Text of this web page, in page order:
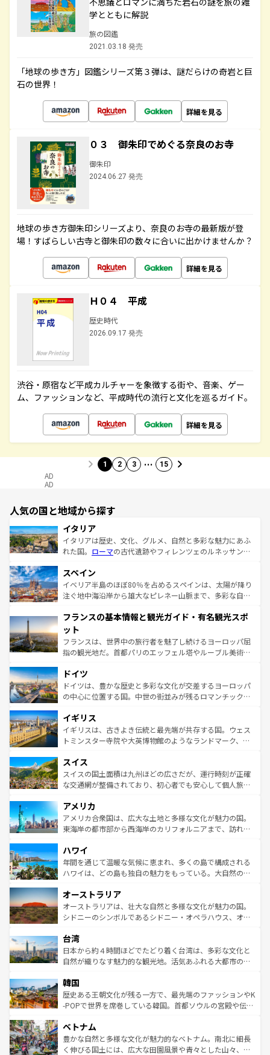
学とともに解説
旅の図鑑
2021.03.18 発売
「地球の歩き方」図鑑シリーズ第３弾は、謎だらけの奇岩と巨
石の世界！
詳細を見る
０３ 御朱印でめぐる奈良のお寺
御朱印
2024.06.27 発売
地球の歩き方御朱印シリーズより、奈良のお寺の最新版が登
場！すばらしい古寺と御朱印の数々に合いに出かけませんか？
詳細を見る
Ｈ０４ 平成
歴史時代
2026.09.17 発売
渋谷・原宿など平成カルチャーを象徴する街や、音楽、ゲー
ム、ファッションなど、平成時代の流行と文化を巡るガイド。
詳細を見る
1 2 3 … 15
AD
AD
人気の国と地域から探す
イタリア
イタリアは歴史、文化、グルメ、自然と多彩な魅力にあふ
れた国。 ローマの古代遺跡やフィレンツェのルネッサンス
ろん、トスカーナの美しい田園風景やアマルフィ海岸の絶
景など、自然景観も見逃せない。観光の合間には、本場の
ピザやパスタなど、絶品のイタリア料理を堪能することも
ませてくれるイタリアで、忘れられない旅をしてみよう！
なお、新着のイタリア情報は
しい。
スペイン
イベリア半島のほぼ80％を占めるスペインは、太陽が降り
注ぐ地中海沿岸から雄大なピレネー山脈まで、多彩な自然
文化が根付くこの国では、情熱的なフラメンコ、熱気あふ
れる闘牛、そして美味しいタパスが生活の一部となってい
る。首都マドリードの洗練された雰囲気や、バルセロナの
アートに溢れた街角から、地方では古代ローマ遺跡や中世
せる。地方によって風土や気候が異なるスペインはその個
性で訪れる人を魅了する。 なお、新着のスペイン情報は コ
ンテンツ一覧を参照してほしい。
フランスの基本情報と観光ガイド・有名観光スポ
ット
フランスは、世界中の旅行者を魅了し続けるヨーロッパ屈
指の観光地だ。首都パリのエッフェル塔やルーブル美術館
で、幅広い魅力が詰まっている。華麗な宮殿、歴史的な大
聖堂、美しいビーチ、そして豊かな自然が、訪れる者を心
から魅了する。また、フランスは美食の国としても知ら
いる。シャンパンの発祥地であるランス、プロヴァンスの
香り高いラベンダー畑など、多彩な楽しみ方が可能だ。さ
らに、パリ以外の地域にも魅力が溢れており、どの街角に
れる地方に足を運ぶとそれぞれで全く異なる文化を体験で
きるだろう。 なお、新着のフランス情報はコンテンツ一覧
を参照してほしい。
ドイツ
ドイツは、豊かな歴史と多彩な文化が交差するヨーロッパ
の中心に位置する国。中世の街並みが残るロマンチック街
顔を持つこの国は、どこを歩いても飽きることがない。ベ
ルリンの文化的活気、バイエルン州のアルプスの絶景、そ
してライン川沿いのワイン畑といった風景は必見。ビール
は、お酒好きな人にはぜひ体験してほしい。 なお、新着の
ドイツ情報はコンテンツ一覧を参照してほしい。
イギリス
イギリスは、古きよき伝統と最先端が共存する国。ウェス
トミンスター寺院や大英博物館のようなランドマーク、歴
リアごとに異なる魅力がある。また、優雅なアフタヌーン
ティー、ビール好きにはたまらない英国パブ、サッカー観
戦など、本場だからこそできる体験も豊富。イギリスを旅
ンツ一覧を参照してほしい。
スイス
スイスの国土面積は九州ほどの広さだが、運行時刻が正確
な交通網が整備されており、初心者でも安心して個人旅行
の建物がそのまま残る町や、スイスならではのユニークな
博物館もあり、アルプス観光だけでなく町歩きも満喫する
ことができる。国民の所得が高いため物価も高いが、旅行
ば市内交通費無料で観光を楽しむこともできる。 なお、新
着のスイス情報はコンテンツ一覧 を参照してほしい。
アメリカ
アメリカ合衆国は、広大な土地と多様な文化が魅力の国。
東海岸の都市部から西海岸のカリフォルニアまで、訪れる
のような巨大都市は、観光、ショッピング、エンターテイ
ンメントが詰まった刺激的なスポットだ。一方、アメリカ
西部には大自然が広がり、グランドキャニオンやイエロー
部のニューオーリンズでは、音楽と美食が融合した独特の
文化が魅力。旅行者はアメリカの各地域で異なる魅力を楽
しみながら、その多様性と豊かな歴史を感じることができ
ならではの贅沢な旅のスタイルだ。 なお、新着のアメリカ
情報はコンテンツ一覧を参照してほしい。
ハワイ
年間を通じて温暖な気候に恵まれ、多くの島で構成される
ハワイは、どの島も独自の魅力をもっている。大自然の神
ワイ島は見逃せない。また、定番の観光地といえばオアフ
島だが、静かな自然を求めるならマウイ島やカウアイ島が
おすすめ。エメラルドグリーンに輝く海をはじめ、豊かな
れるおもてなしの心で訪れる人々を迎えてくれるハワイの
人々、おいしいローカルフードやハワイアンミュージッ
ク、伝統的なフラダンスなど、すべてがハワイの魅力を彩
ワイを、存分に味わってほしい。 なお、新着のハワイ情報
はコンテンツ一覧を参照してほしい。
オーストラリア
オーストラリアは、壮大な自然と多様な文化が魅力の国。
シドニーのシンボルであるシドニー・オペラハウス、オー
リアリーフや大陸中央部にそびえるウルル（エアーズロッ
ク）、タスマニアの美しい原生林やケアンズの熱帯雨林な
ど、見どころがたくさん。また、カフェやワイン、オージ
いる。アクティビティも充実しており、サーフィンやダイ
ビング、ハイキングなど、アウトドア好きにはたまらな
い。オーストラリアの多彩な魅力を存分に味わいつくそ
参照してほしい。
台湾
日本から約４時間ほどでたどり着く台湾は、多彩な文化と
自然が織りなす魅力的な観光地。活気あふれる大都市の台
ン）、静ひつな山岳地帯である台湾東部など、都市の喧騒
と山間の静けさが共存しており、訪れる人に新しい発見と
驚きをもたらしてくれる。また、奥深い台湾の食文化も魅
容にもいいと評判のスイーツなど、バラエティ豊かな料理
が味わえる。 なお、新着の台湾情報は コンテンツ一覧を参
照してほしい。
韓国
歴史ある王朝文化が残る一方で、最先端のファッションやK
-POPで世界を席巻している韓国。首都ソウルの宮殿や伝統
き、地方に足を延ばせば四季折々の自然美を楽しむことが
できる。そして、キムチや焼肉、絶品のストリートフード
まで、さまざまな韓国料理が待っている。夜には、韓国な
ベトナム
豊かな自然と多様な文化が魅力的なベトナム。南北に細長
く伸びる国土には、広大な田園風景や青々とした山々、世